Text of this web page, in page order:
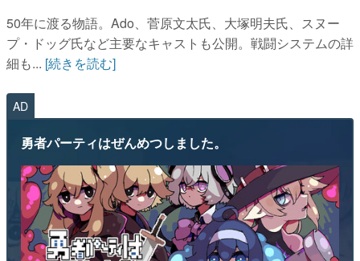
50年に渡る物語。Ado、菅原文太氏、大塚明夫氏、スヌー
プ・ドッグ氏など主要なキャストも公開。戦闘システムの詳
細も... [続きを読む]
AD
勇者パーティはぜんめつしました。